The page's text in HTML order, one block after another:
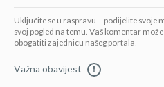
Uključite se u raspravu – podijelite svoje
svoj pogled na temu. Vaš komentar
obogatiti zajednicu našeg portala.
Važna obavijest !